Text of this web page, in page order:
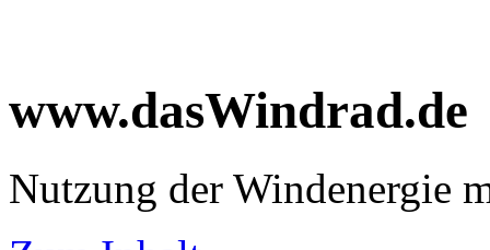
www.dasWindrad.de
Nutzung der Windenergie